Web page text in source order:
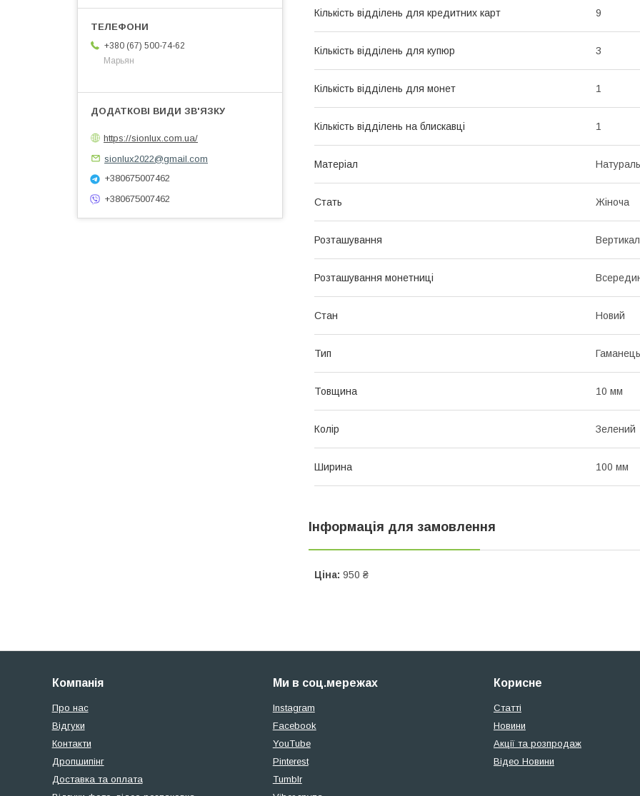
Кількість відділень для кредитних карт 9
Кількість відділень для купюр 3
Кількість відділень для монет 1
Кількість відділень на блискавці 1
Матеріал
Стать Жіноча
Розташування
Розташування монетниці
Стан Новий
Тип Гаманець
Товщина 10 мм
Колір Зелений
Ширина 100 мм
Інформація для замовлення
Ціна: 950 ₴
+380 (67) 500-74-62
Марьян
https://sionlux.com.ua/
sionlux2022@gmail.com
+380675007462
+380675007462
Компанія
Про нас
Відгуки
Контакти
Дропшипінг
Доставка та оплата
Ми в соц.мережах
Instagram
Facebook
YouTube
Pinterest
Tumblr
Корисне
Статті
Новини
Акції та розпродаж
Відео Новини